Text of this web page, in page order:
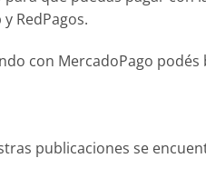
RedPagos.
con MercadoPago
publicaciones se